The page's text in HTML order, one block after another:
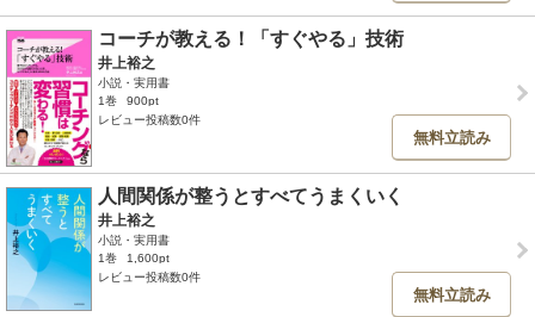
コーチが教える！「すぐやる」技術
井上裕之
小説・実用書
1巻
900pt
レビュー投稿数0件
無料立読み
人間関係が整うとすべてうまくいく
井上裕之
小説・実用書
1巻
1,600pt
レビュー投稿数0件
無料立読み